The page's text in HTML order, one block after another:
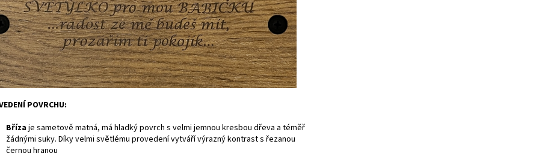
POVRCHU:
Břízaje sametově matná, má hladký povrch s velmi jemnou kresbou dřeva a téměř
žádnými suky. Díky velmi světlému provedení vytváří výrazný kontrast s řezanou
černou hranou